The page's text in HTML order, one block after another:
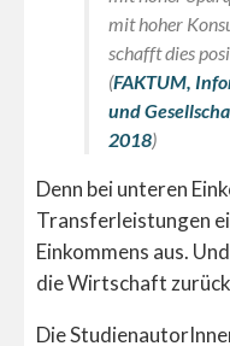
mit hoher
schafft dies
(FAKTUM,
und
2018)
Denn bei unteren
Transferleistungen
Einkommens aus.
die Wirtschaft
Die